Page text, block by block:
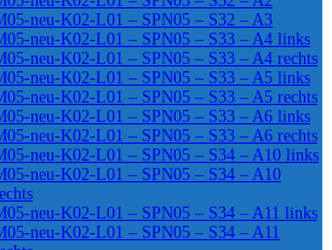
neu-K02-L01 – SPN05 – S32 – A3
neu-K02-L01 – SPN05 – S33 – A4 links
neu-K02-L01 – SPN05 – S33 – A4 rechts
neu-K02-L01 – SPN05 – S33 – A5 links
neu-K02-L01 – SPN05 – S33 – A5 rechts
neu-K02-L01 – SPN05 – S33 – A6 links
neu-K02-L01 – SPN05 – S33 – A6 rechts
neu-K02-L01 – SPN05 – S34 – A10 links
neu-K02-L01 – SPN05 – S34 – A10
neu-K02-L01 – SPN05 – S34 – A11 links
neu-K02-L01 – SPN05 – S34 – A11